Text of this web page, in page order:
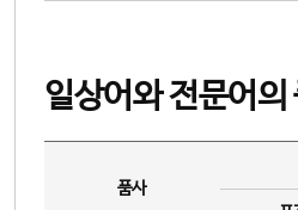
일상어와 전문어의
품사